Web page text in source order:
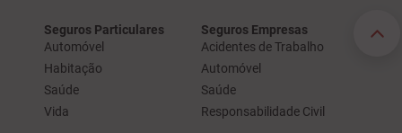
Seguros Particulares
Automóvel
Habitação
Saúde
Vida
Seguros Empresas
Acidentes de Trabalho
Automóvel
Saúde
Responsabilidade Civil